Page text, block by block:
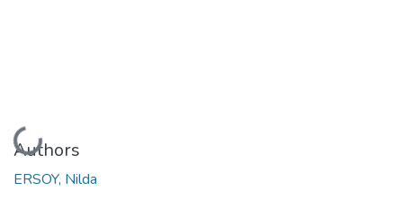
Loading...
Authors
ERSOY, Nilda